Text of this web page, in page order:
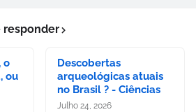
responder
o
ou
Descobertas
arqueológicas atuais
no Brasil ? - Ciências
Julho 24, 2026